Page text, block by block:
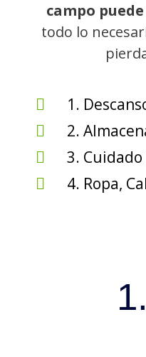
campo
todo lo
1.
2.
3.
4. Ropa,